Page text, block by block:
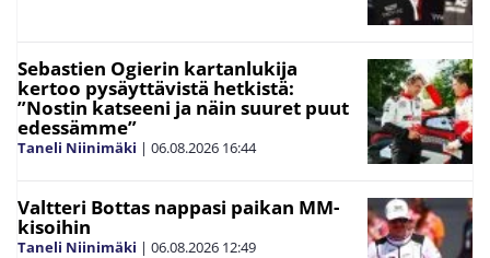
Sebastien Ogierin kartanlukija
kertoo pysäyttävistä hetkistä:
”Nostin katseeni ja näin suuret puut
edessämme”
Taneli Niinimäki | 06.08.2026 16:44
Valtteri Bottas nappasi paikan MM-
kisoihin
Taneli Niinimäki | 06.08.2026 12:49